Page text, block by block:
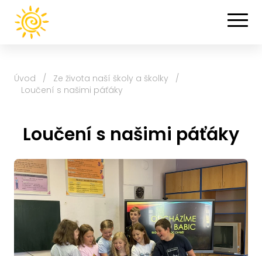
Úvod / Ze života naší školy a školky
/
Loučení s našimi páťáky
Loučení s našimi páťáky